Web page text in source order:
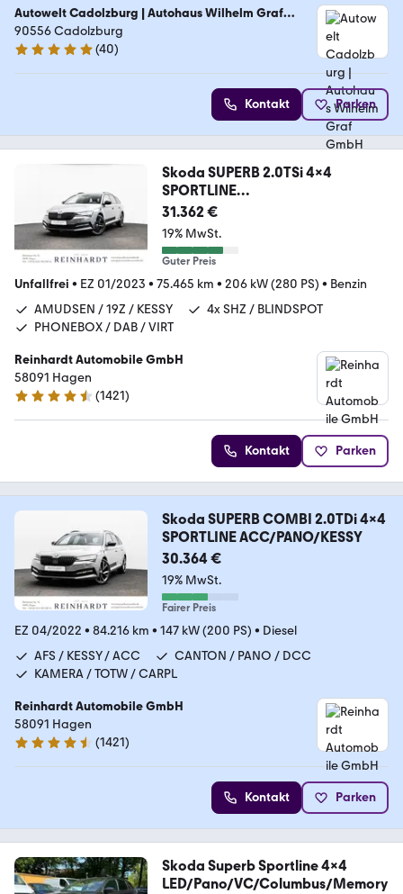
Autowelt Cadolzburg | Autohaus Wilhelm Graf
GmbH
90556 Cadolzburg
4.9 Sterne
(40)
Kontakt Parken
Skoda SUPERB 2.0TSi 4x4
SPORTLINE
ACC/PANO/AHK/KAMERA
31.362 €
19% MwSt.
Guter Preis
Unfallfrei • EZ 01/2023 • 75.465 km • 206 kW (280 PS) • Benzin
AMUDSEN / 19Z / KESSY
4x SHZ / BLINDSPOT
PHONEBOX / DAB / VIRT
Reinhardt Automobile GmbH
58091 Hagen
4.7 Sterne
(1421)
Kontakt Parken
Skoda SUPERB COMBI 2.0TDi 4x4
SPORTLINE ACC/PANO/KESSY
30.364 €
19% MwSt.
Fairer Preis
EZ 04/2022 • 84.216 km • 147 kW (200 PS) • Diesel
AFS / KESSY / ACC
CANTON / PANO / DCC
KAMERA / TOTW / CARPL
Reinhardt Automobile GmbH
58091 Hagen
4.7 Sterne
(1421)
Kontakt Parken
Skoda Superb Sportline 4x4
LED/Pano/VC/Columbus/Memory